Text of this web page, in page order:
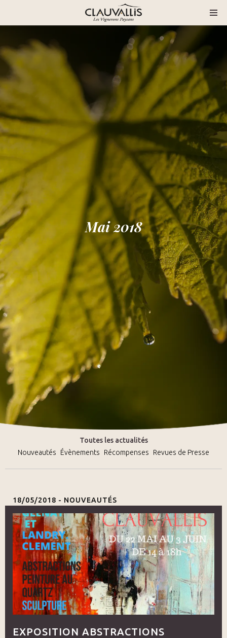
Mai 2018
Toutes les actualités
Nouveautés
Évènements Récompenses Revues de Presse
18/05/2018 - NOUVEAUTÉS
EXPOSITION ABSTRACTIONS